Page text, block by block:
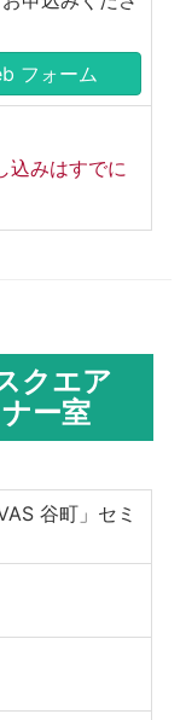
フォーム
込みはすでに
クエア
ー室
谷町」セミ